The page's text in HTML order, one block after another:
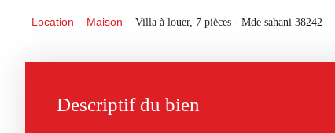
Location Maison Villa à louer, 7 pièces - Mde sahani 38242
Descriptif du bien